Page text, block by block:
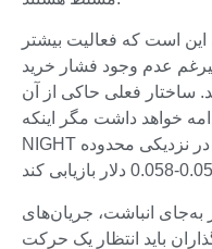
است که فعالیت بیشتر
عدم وجود فشار خرید
ساختار فعلی حاکی از آن
خواهد داشت مگر اینکه
NIGHT بتواند بالاتر از محدوده مقاومت را در نزدیکی محدوده
به‌جای انباشت، جریان‌های
باید انتظار یک حرکت